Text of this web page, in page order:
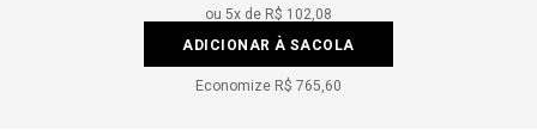
ou 5x de R$ 102,08
ADICIONAR À SACOLA
Economize R$ 765,60